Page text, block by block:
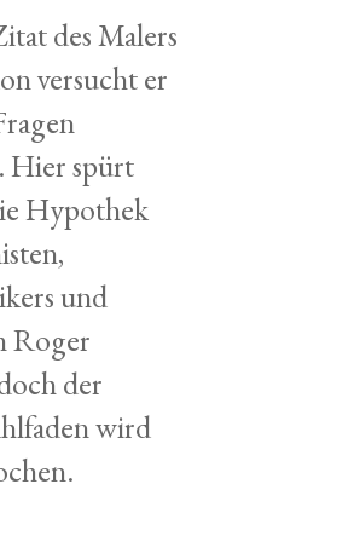
des Malers
versucht er
Hier spürt
Hypothek
und
Roger
der
wird